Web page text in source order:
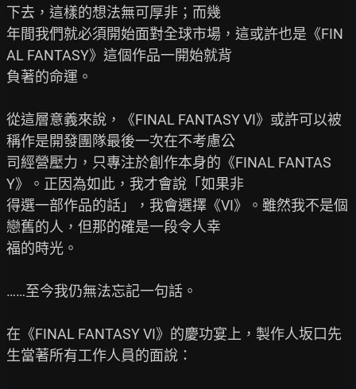
下去，這樣的想法無可厚非；而幾
年間我們就必須開始面對全球市場，這或許也是《FIN
AL FANTASY》這個作品一開始就背
負著的命運。
從這層意義來說，《FINAL FANTASY VI》或許可以被
稱作是開發團隊最後一次在不考慮公
司經營壓力，只專注於創作本身的《FINAL FANTAS
Y》。正因為如此，我才會說「如果非
得選一部作品的話」，我會選擇《VI》。雖然我不是個
戀舊的人，但那的確是一段令人幸
福的時光。
……至今我仍無法忘記一句話。
在《FINAL FANTASY VI》的慶功宴上，製作人坂口先
生當著所有工作人員的面說：